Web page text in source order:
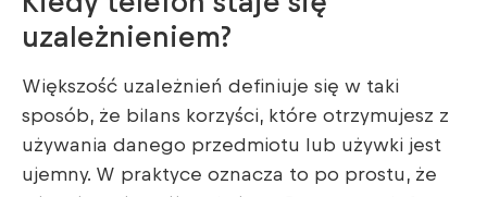
uzależnieniem?
Większość uzależnień definiuje się w taki
sposób, że bilans korzyści, które otrzymujesz z
używania danego przedmiotu lub używki jest
ujemny. W praktyce oznacza to po prostu, że